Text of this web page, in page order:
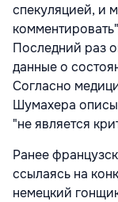
спекуляцией, и
Последний раз
данные о
Согласно
Шумахера
"не является
Ранее
ссылаясь на
немецкий